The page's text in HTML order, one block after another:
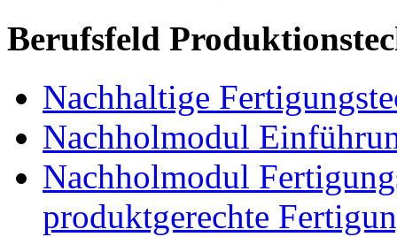
Berufsfeld
Nachhaltige
Nachholmodul
Nachholmodul
produktgerechte